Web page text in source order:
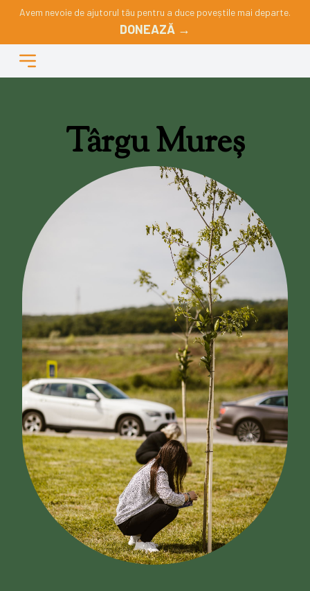
Avem nevoie de ajutorul tău pentru a duce poveștile mai departe.
DONEAZĂ →
Târgu Mureș